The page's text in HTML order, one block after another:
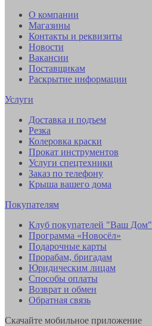
О компании
Магазины
Контакты и реквизиты
Новости
Вакансии
Поставщикам
Раскрытие информации
Услуги
Доставка и подъем
Резка
Колеровка краски
Прокат инструментов
Услуги спецтехники
Заказ по телефону
Крыша вашего дома
Покупателям
Клуб покупателей "Ваш Дом"
Программа «Новосёл»
Подарочные карты
Прорабам, бригадам
Юридическим лицам
Способы оплаты
Возврат и обмен
Обратная связь
Скачайте мобильное приложение